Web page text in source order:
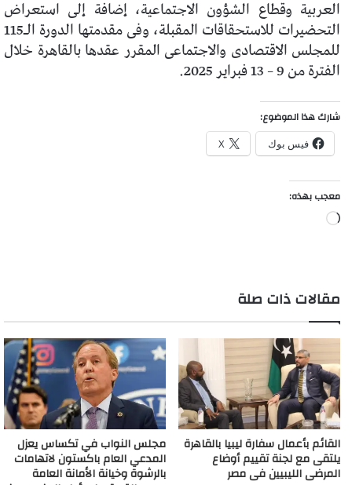
العربية وقطاع الشؤون الاجتماعية، إضافة إلى استعراض
التحضيرات للاستحقاقات المقبلة، وفى مقدمتها الدورة الـ115
للمجلس الاقتصادى والاجتماعى المقرر عقدها بالقاهرة خلال
الفترة من 9 – 13 فبراير 2025.
شارك هذا الموضوع:
فيس بوك X
معجب بهذه:
جاري
مقالات ذات صلة
القائم بأعمال سفارة ليبيا بالقاهرة
يلتقى مع لجنة تقييم أوضاع
المرضى الليبيين فى مصر
مجلس النواب في تكساس يعزل
المدعي العام باكستون لاتهامات
بالرشوة وخيانة الأمانة العامة